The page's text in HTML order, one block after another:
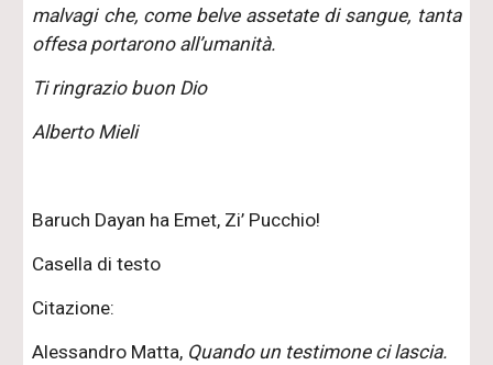
malvagi che, come belve assetate di sangue, tanta
offesa portarono all’umanità.
Ti ringrazio buon Dio
Alberto Mieli
Baruch Dayan ha Emet, Zi’ Pucchio!
Casella di testo
Citazione:
Alessandro Matta, Quando un testimone ci lascia.